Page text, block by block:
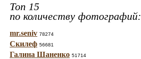
Топ 15
по количеству фотографий:
mr.seniv 78274
Скилеф 56681
Галина Шаненко 51714